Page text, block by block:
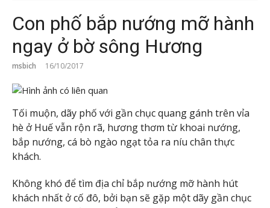
Con phố bắp nướng mỡ hành
ngay ở bờ sông Hương
msbich 16/10/2017
Tối muộn, dãy phố với gần chục quang gánh trên vỉa
hè ở Huế vẫn rộn rã, hương thơm từ khoai nướng,
bắp nướng, cá bò ngào ngạt tỏa ra níu chân thực
khách.
Không khó để tìm địa chỉ bắp nướng mỡ hành hút
khách nhất ở cố đô, bởi bạn sẽ gặp một dãy gần chục